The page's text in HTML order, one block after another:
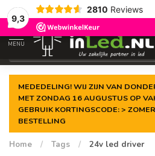
9,3
2810 Reviews
Gegarandeerde delaagste prijs
MENU
MEDEDELING! WIJ ZIJN VAN
MET ZONDAG 16 AUGUSTUS OP
GEBRUIK KORTINGSCODE: >
BESTELLING
Home / Tags / 24v led driver